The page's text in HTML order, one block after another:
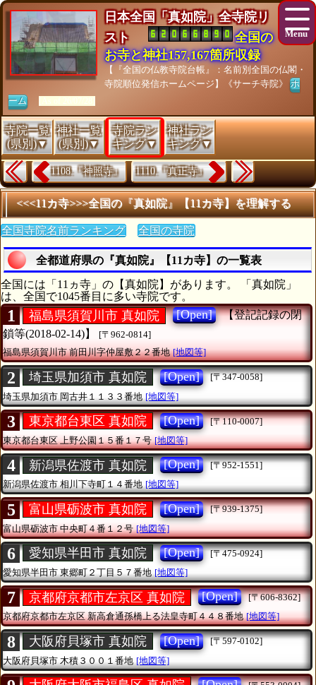
日本全国「真如院」全寺院リ
スト
全国の
お寺と神社157,167箇所収録
【『全国の仏教寺院台帳』：名前別全国の仏閣・
寺院順位発信ホームページ】《サーチ寺院》ホ
ーム
[As of 26/07/28]
寺院一覧
(県別)▼
神社一覧
(県別)▼
寺院ラン
キング▼
神社ラン
キング▼
1108.『神照寺』 1110.『真正寺』
<<<11カ寺>>>全国の『真如院』【11カ寺】を理解する
全国寺院名前ランキング 全国の寺院
全都道府県の『真如院』【11カ寺】の一覧表
全国には「11ヵ寺」の【真如院】があります。 「真如院」
は、全国で1045番目に多い寺院です。
1 福島県須賀川市 真如院 [Open]
【登記記録の閉
鎖等(2018-02-14)】
[〒962-0814]
福島県須賀川市前田川字仲屋敷２２番地 [地図等]
2 埼玉県加須市 真如院 [Open]
[〒347-0058]
埼玉県加須市 岡古井１１３３番地 [地図等]
3 東京都台東区 真如院 [Open]
[〒110-0007]
東京都台東区上野公園１５番１７号 [地図等]
4 新潟県佐渡市 真如院 [Open]
[〒952-1551]
新潟県佐渡市相川下寺町１４番地 [地図等]
5 富山県砺波市 真如院 [Open]
[〒939-1375]
富山県砺波市中央町４番１２号 [地図等]
6 愛知県半田市 真如院 [Open]
[〒475-0924]
愛知県半田市 東郷町２丁目５７番地 [地図等]
7 京都府京都市左京区 真如院 [Open]
[〒606-8362]
京都府京都市左京区新高倉通孫橋上る法皇寺町４４８番地 [地図等]
8 大阪府貝塚市 真如院 [Open]
[〒597-0102]
大阪府貝塚市 木積３００１番地 [地図等]